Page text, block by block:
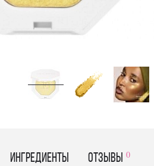
Ингредиенты отзывы 0